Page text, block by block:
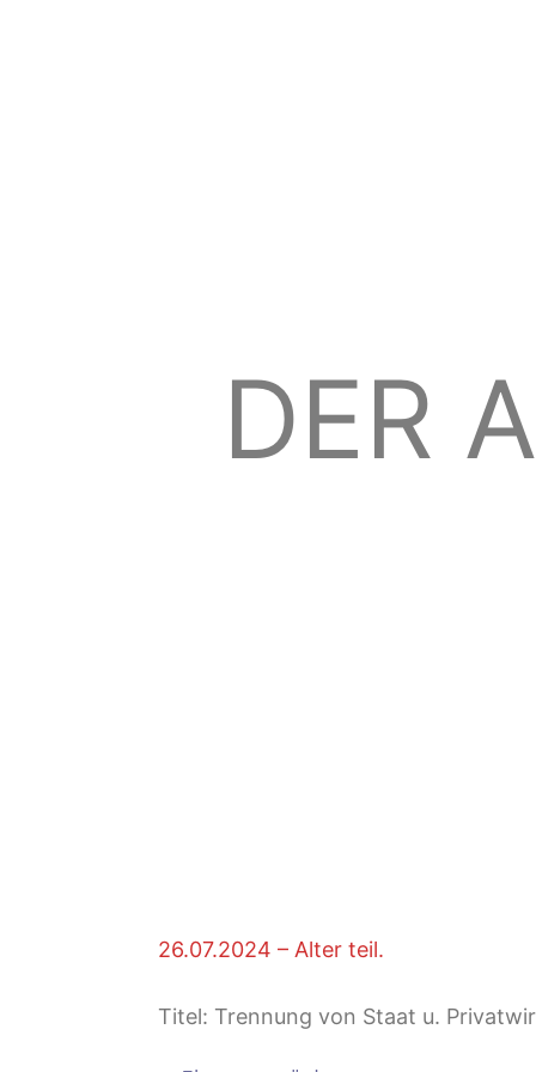
DER
26.07.2024 – Alter teil.
Titel: Trennung von Staat u.